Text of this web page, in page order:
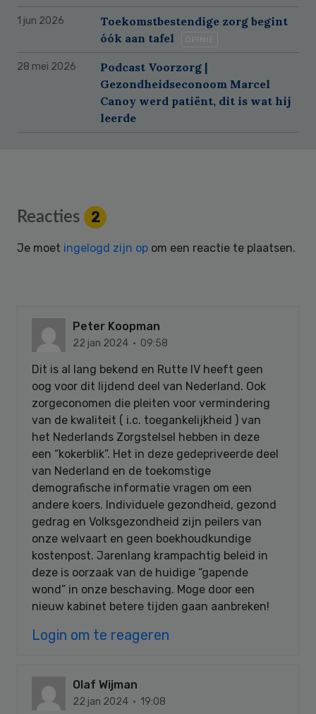
1 jun 2026
Toekomstbestendige zorg begint
óók aan tafel
28 mei 2026
Podcast Voorzorg |
Gezondheidseconoom Marcel
Canoy werd patiënt, dit is wat hij
leerde
Reader
Interactions
Reacties 2
Je moet ingelogd zijn op om een reactie te plaatsen.
Peter Koopman
22 jan 2024 · 09:58
Dit is al lang bekend en Rutte IV heeft geen
oog voor dit lijdend deel van Nederland. Ook
zorgeconomen die pleiten voor vermindering
van de kwaliteit ( i.c. toegankelijkheid ) van
het Nederlands Zorgstelsel hebben in deze
een “kokerblik”. Het in deze gedepriveerde deel
van Nederland en de toekomstige
demografische informatie vragen om een
andere koers. Individuele gezondheid, gezond
gedrag en Volksgezondheid zijn peilers van
onze welvaart en geen boekhoudkundige
kostenpost. Jarenlang krampachtig beleid in
deze is oorzaak van de huidige “gapende
wond” in onze beschaving. Moge door een
nieuw kabinet betere tijden gaan aanbreken!
Login om te reageren
Olaf Wijman
22 jan 2024 · 19:08